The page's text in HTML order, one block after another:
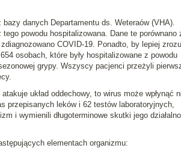
danych Departamentu ds. Weteraów (VHA).
powodu hospitalizowana. Dane te porównano
COVID-19. Ponadto, by lepiej
osobach, które były hospitalizowane z powodu
grypy. Wszyscy pacjenci przeżyli
układ oddechowy, to wirus może wpłynąć
przepisanych leków i 62 testów laboratoryjnych,
i wymienili długoterminowe skutki jego
elementach organizmu: